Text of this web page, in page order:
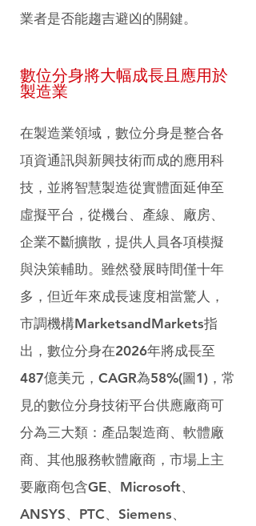
業者是否能趨吉避凶的關鍵。
數位分身將大幅成長且應用於
製造業
在製造業領域，數位分身是整合各
項資通訊與新興技術而成的應用科
技，並將智慧製造從實體面延伸至
虛擬平台，從機台、產線、廠房、
企業不斷擴散，提供人員各項模擬
與決策輔助。雖然發展時間僅十年
多，但近年來成長速度相當驚人，
市調機構MarketsandMarkets指
出，數位分身在2026年將成長至
487億美元，CAGR為58%(圖1)，常
見的數位分身技術平台供應廠商可
分為三大類：產品製造商、軟體廠
商、其他服務軟體廠商，市場上主
要廠商包含GE、Microsoft、
ANSYS、PTC、Siemens、